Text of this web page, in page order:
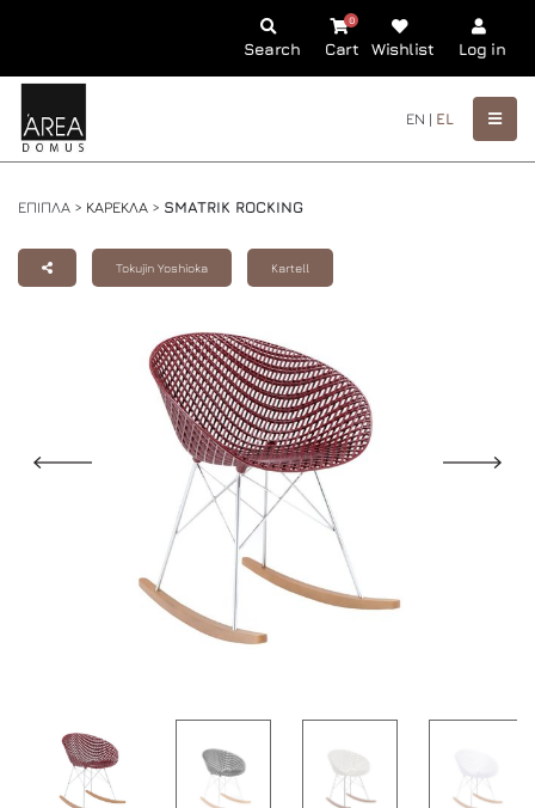
Search Cart
0
Wishlist Log in
EN | EL
ΕΠΙΠΛΑ > ΚΑΡΕΚΛΑ > SMATRIK ROCKING
Tokujin Yoshioka Kartell